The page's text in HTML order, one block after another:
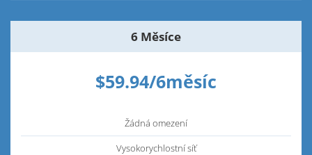
6 Měsíce
$59.94/6měsíc
Žádná omezení
Vysokorychlostní síť